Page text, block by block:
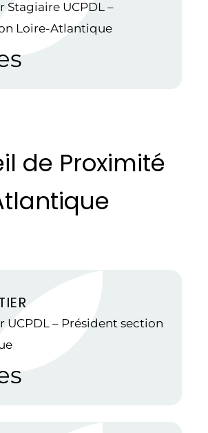
UCPDL –
Loire-Atlantique
de Proximité
– Président section